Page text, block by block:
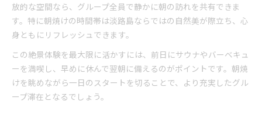
快適空間で大人数バーベキューを満喫しよう
ヴィラの広々空間でバーベキュー満喫のコツ
淡路島ヴィラで楽しむグループBBQ体験
サウナとバーベキューが融合する贅沢時間
ヴィラならではの開放的なバーベキュー空間
放的な空間なら、グループ全員で静かに朝の訪れを共有できま
す。特に朝焼けの時間帯は淡路島ならではの自然美が際立ち、心
身ともにリフレッシュできます。
この絶景体験を最大限に活かすには、前日にサウナやバーベキュ
ーを満喫し、早めに休んで翌朝に備えるのがポイントです。朝焼
けを眺めながら一日のスタートを切ることで、より充実したグル
ープ滞在となるでしょう。